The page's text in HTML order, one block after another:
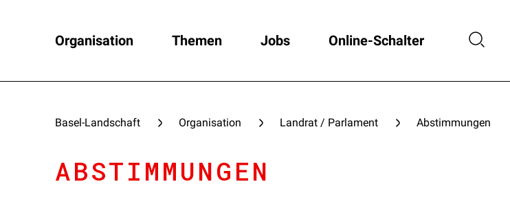
Organisation Themen Jobs Online-Schalter
Basel-Landschaft Organisation Landrat / Parlament Abstimmungen
ABSTIMMUNGEN